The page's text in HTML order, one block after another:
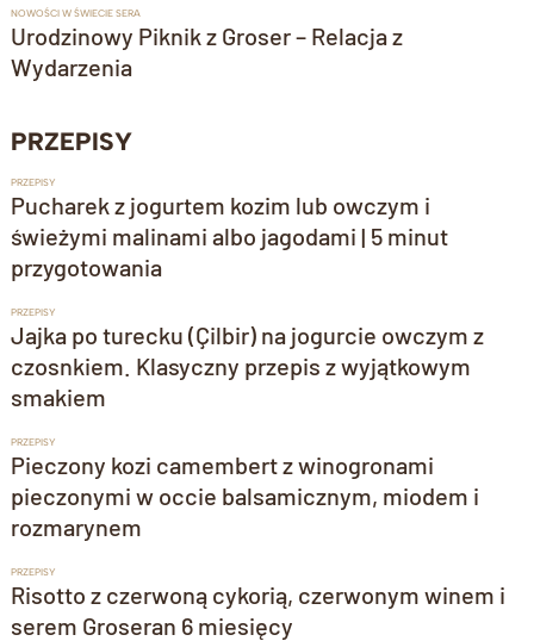
NOWOŚCI W ŚWIECIE SERA
Urodzinowy Piknik z Groser – Relacja z
Wydarzenia
PRZEPISY
PRZEPISY
Pucharek z jogurtem kozim lub owczym i
świeżymi malinami albo jagodami | 5 minut
przygotowania
PRZEPISY
Jajka po turecku (Çilbir) na jogurcie owczym z
czosnkiem. Klasyczny przepis z wyjątkowym
smakiem
PRZEPISY
Pieczony kozi camembert z winogronami
pieczonymi w occie balsamicznym, miodem i
rozmarynem
PRZEPISY
Risotto z czerwoną cykorią, czerwonym winem i
serem Groseran 6 miesięcy